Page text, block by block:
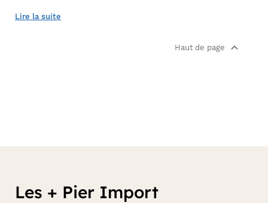
Lire la suite
Haut de page
Les + Pier Import